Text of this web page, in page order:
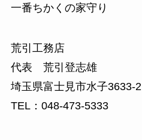
一番ちかくの家守り
荒引工務店
代表 荒引登志雄
埼玉県富士見市水子3633-2
TEL：048-473-5333